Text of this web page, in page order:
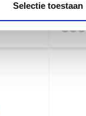
Selectie toestaan
€